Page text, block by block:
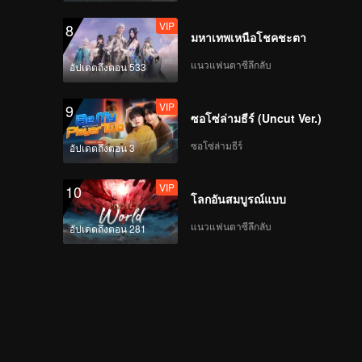
8
อัปเดตถึงตอน 533
VIP
มหาเทพเหนือโชคชะตา
แนวแฟนตาซีลึกลับ
9
อัปเดตถึงตอน 3
VIP
ซอโซ่ล่ามธีร์ (Uncut Ver.)
ซอโซ่ล่ามธีร์
10
อัปเดตถึงตอน 281
VIP
โลกอันสมบูรณ์แบบ
แนวแฟนตาซีลึกลับ